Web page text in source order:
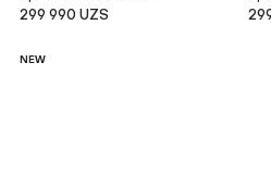
299 990 UZS
NEW